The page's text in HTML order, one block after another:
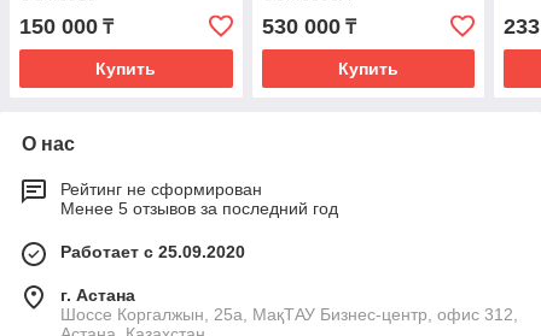
150 000 ₸
Купить
530 000₸
Купить
О нас
Рейтинг не сформирован
Менее 5 отзывов за последний год
Работает с 25.09.2020
г. Астана
​Шоссе Коргалжын, 25а, МақТАУ Бизнес-центр, офис 312,